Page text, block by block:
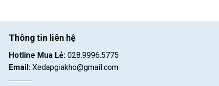
Thông tin liên hệ
Hotline Mua Lẻ: 028.9996.5775
Email: Xedapgiakho@gmail.com